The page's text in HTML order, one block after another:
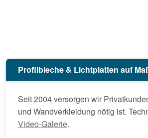
Profilbleche & Lichtplatten auf
Seit 2004 versorgen wir
und Wandverkleidung nötig ist.
Video-Galerie.